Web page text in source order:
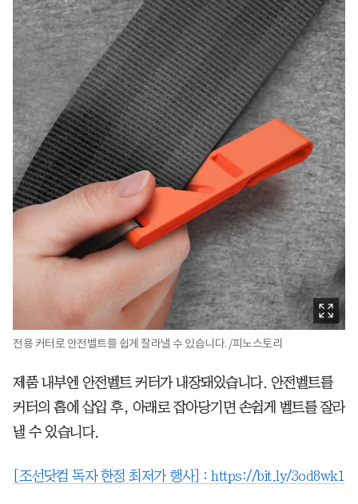
전용 커터로 안전벨트를 쉽게 잘라낼 수 있습니다. /피노스토리
제품 내부엔 안전벨트 커터가 내장돼있습니다. 안전벨트를
커터의 홈에 삽입 후, 아래로 잡아당기면 손쉽게 벨트를 잘라
낼 수 있습니다.
[조선닷컴 독자 한정 최저가 행사] : https://bit.ly/3od8wk1